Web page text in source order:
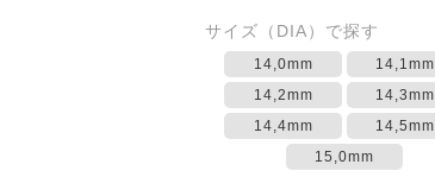
サイズ（DIA）で探す
14,0mm
14,1mm
14,2mm
14,3mm
14,4mm
14,5mm
15,0mm